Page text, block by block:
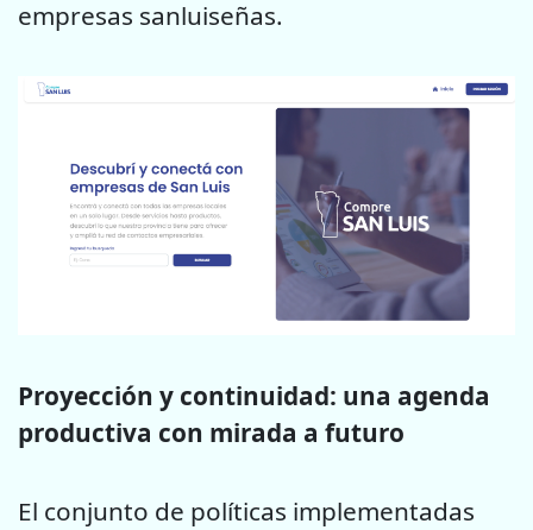
empresas sanluiseñas.
Proyección y continuidad: una agenda
productiva con mirada a futuro
El conjunto de políticas implementadas